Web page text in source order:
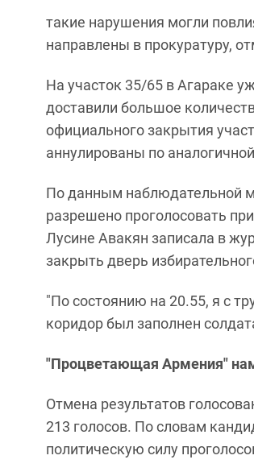
такие нарушения могли
направлены в прокуратуру,
На участок 35/65 в Агараке
доставили большое
официального закрытия
аннулированы по
По данным наблюдательной
разрешено проголосовать
Лусине Авакян записала в
закрыть дверь
"По состоянию на 20.55, я с
коридор был заполнен
"Процветающая Армения"
Отмена результатов
213 голосов. По словам
политическую силу